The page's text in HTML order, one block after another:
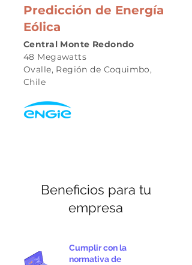
Predicción de Energía
Eólica
Central Monte Redondo
48 Megawatts
Ovalle, Región de Coquimbo,
Chile
Beneficios para tu
empresa
Cumplir con la
normativa de